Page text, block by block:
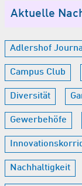
Aktuelle
Adlershof
Campus Club
Diversität
Gewerbehöfe
Nachhaltigkeit